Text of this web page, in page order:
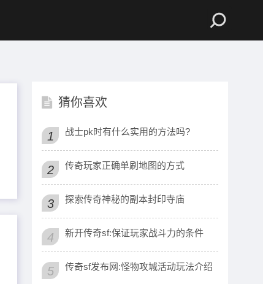
猜你喜欢
1 战士pk时有什么实用的方法吗?
2 传奇玩家正确单刷地图的方式
3 探索传奇神秘的副本封印寺庙
4 新开传奇sf:保证玩家战斗力的条件
5 传奇sf发布网:怪物攻城活动玩法介绍